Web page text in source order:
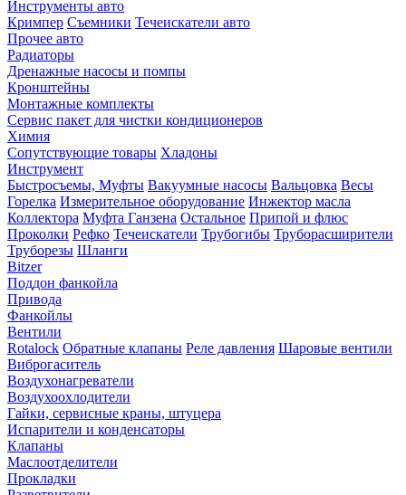
Инструменты авто
Кримпер Съемники Течеискатели авто
Прочее авто
Радиаторы
Дренажные насосы и помпы
Кронштейны
Монтажные комплекты
Сервис пакет для чистки кондиционеров
Химия
Сопутствующие товары Хладоны
Инструмент
Быстросъемы, Муфты Вакуумные насосы Вальцовка Весы
Горелка Измерительное оборудование Инжектор масла
Коллектора Муфта Ганзена Остальное Припой и флюс
Проколки Рефко Течеискатели Трубогибы Труборасширители
Труборезы Шланги
Bitzer
Поддон фанкойла
Привода
Фанкойлы
Вентили
Rotalock Обратные клапаны Реле давления Шаровые вентили
Виброгаситель
Воздухонагреватели
Воздухоохлодители
Гайки, сервисные краны, штуцера
Испарители и конденсаторы
Клапаны
Маслоотделители
Прокладки